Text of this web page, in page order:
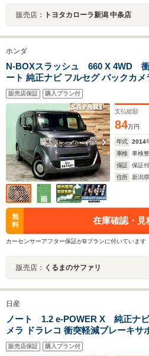
販売店： トヨタカローラ新潟 中条店
ホンダ
N-BOXスラッシュ 660 X 4WD
ート 純正ナビ フルセグ バックカメ
スペアキー シートヒーター
販売店保証 購入プラン付
支払総額
84万円
年式 2014
車検
車検
保証
保証付
住所
新潟
無
料
在庫確認・見
カーセンサーアフター保証がBプランに付いています
販売店： くるまのサファリ
日産
ノート 1.2 e-POWER X 純正ナ
メラ ドラレコ 衝突軽減ブレーキサ
販売店保証 購入プラン付